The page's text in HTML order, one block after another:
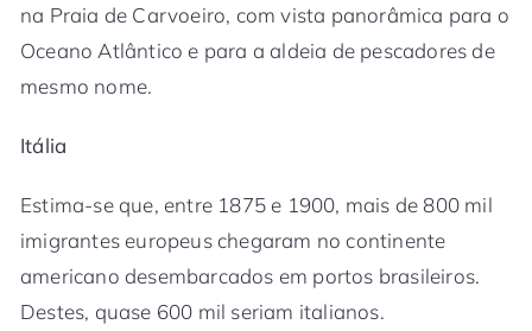
na Praia de Carvoeiro, com vista panorâmica para o
Oceano Atlântico e para a aldeia de pescadores de
mesmo nome.
Itália
Estima-se que, entre 1875 e 1900, mais de 800 mil
imigrantes europeus chegaram no continente
americano desembarcados em portos brasileiros.
Destes, quase 600 mil seriam italianos.